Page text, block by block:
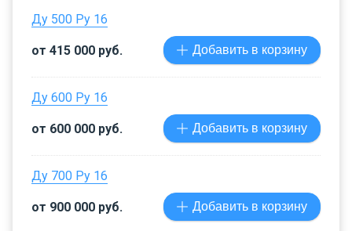
Ду 500 Ру 16
от 415 000 руб. Добавить в корзину
Ду 600 Ру 16
от 600 000 руб. Добавить в корзину
Ду 700 Ру 16
от 900 000 руб. Добавить в корзину